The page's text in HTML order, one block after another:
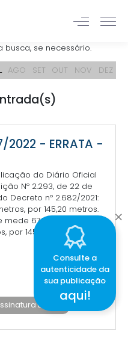
busca, se necessário.
AGO SET OUT NOV DEZ
2022 - ERRATA -
do Diário Oficial
Nº 2.293, de 22 de
Decreto nº 2.682/2021:
por 145,20 metros.
67,70 metros...”
por 145,20 metros. Igual
Digital
Consulte a
autenticidade da
sua publicação
aqui!